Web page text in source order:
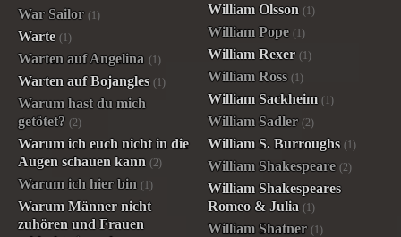
War Sailor (1)
Warte (1)
Warten auf Angelina (1)
Warten auf Bojangles (1)
Warum hast du mich
getötet? (2)
Warum ich euch nicht in die
Augen schauen kann (2)
Warum ich hier bin (1)
Warum Männer nicht
zuhören und Frauen
William Olsson (1)
William Pope (1)
William Rexer (1)
William Ross (1)
William Sackheim (1)
William Sadler (2)
William S. Burroughs (1)
William Shakespeare (2)
William Shakespeares
Romeo & Julia (1)
William Shatner (1)